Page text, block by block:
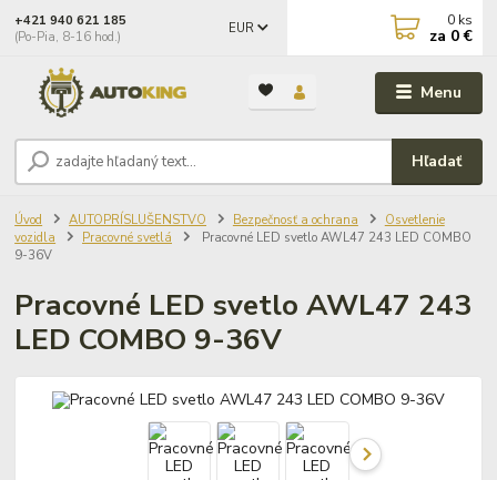
Menu
EUR
Hľadať
+421 940 621 185
(Po-Pia, 8-16 hod.)
0 ks
za 0 €
Úvod AUTOPRÍSLUŠENSTVO Bezpečnosť a ochrana
Osvetlenie
vozidla
Pracovné svetlá
Pracovné LED svetlo AWL47 243 LED COMBO
9-36V
Pracovné LED svetlo AWL47 243
LED COMBO 9-36V